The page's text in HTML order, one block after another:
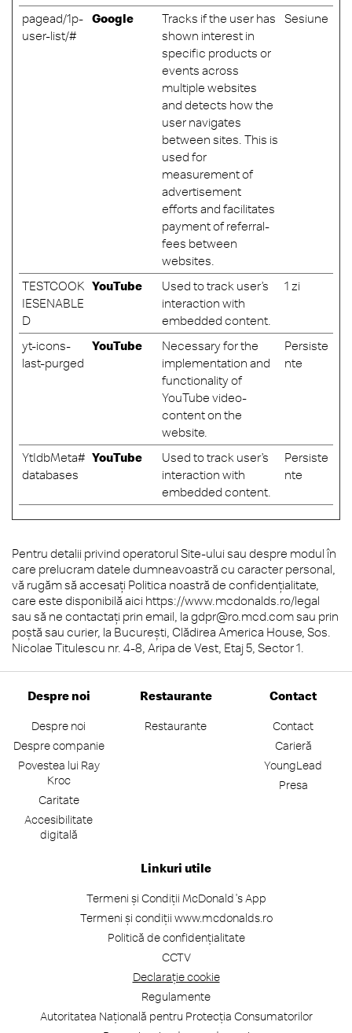
pagead/1p-
user-list/#
Google
Tracks if the user has
shown interest in
specific products or
events across
multiple websites
and detects how the
user navigates
between sites. This is
used for
measurement of
advertisement
efforts and facilitates
payment of referral-
fees between
websites.
Sesiune
TESTCOOK
IESENABLE
D
YouTube
Used to track user’s
interaction with
embedded content.
1 zi
yt-icons-
last-purged
YouTube
Necessary for the
implementation and
functionality of
YouTube video-
content on the
website.
Persiste
nte
YtIdbMeta#
databases
YouTube
Used to track user’s
interaction with
embedded content.
Persiste
nte
Pentru detalii privind operatorul Site-ului sau despre modul în
care prelucram datele dumneavoastră cu caracter personal,
vă rugăm să accesați Politica noastră de confidențialitate,
care este disponibilă aici https://www.mcdonalds.ro/legal
sau să ne contactați prin email, la gdpr@ro.mcd.com sau prin
poștă sau curier, la Bucureşti, Clădirea America House, Sos.
Nicolae Titulescu nr. 4-8, Aripa de Vest, Etaj 5, Sector 1.
Despre noi
Despre noi
Despre companie
Povestea lui Ray
Kroc
Caritate
Accesibilitate
digitală
Restaurante
Restaurante
Contact
Contact
Carieră
YoungLead
Presa
Linkuri utile
Termeni și Condiții McDonald's App
Termeni și condiții www.mcdonalds.ro
Politică de confidențialitate
CCTV
Declarație cookie
Regulamente
Autoritatea Națională pentru Protecția Consumatorilor